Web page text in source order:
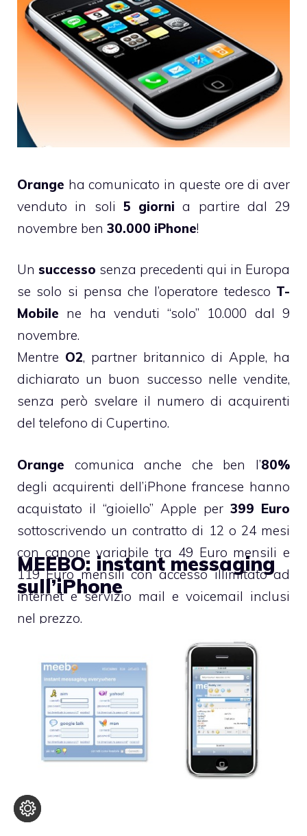
Orange ha comunicato in queste ore di aver
venduto in soli 5 giorni a partire dal 29
novembre ben 30.000 iPhone!
Un successo senza precedenti qui in Europa
se solo si pensa che l’operatore tedesco T-
Mobile ne ha venduti “solo” 10.000 dal 9
novembre.
Mentre O2, partner britannico di Apple, ha
dichiarato un buon successo nelle vendite,
senza però svelare il numero di acquirenti
del telefono di Cupertino.
Orange comunica anche che ben l’80%
degli acquirenti dell’iPhone francese hanno
acquistato il “gioiello” Apple per 399 Euro
sottoscrivendo un contrattodi 12 o 24 mesi
con canone variabile tra 49 Euro mensili e
119 Euro mensili con accesso illimitato ad
internet e servizio mail e voicemail inclusi
nel prezzo.
MEEBO: instant messaging
sull’iPhone